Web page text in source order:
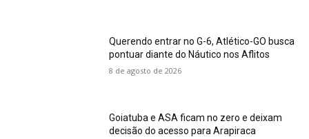
Querendo entrar no G-6, Atlético-GO busca
pontuar diante do Náutico nos Aflitos
8 de agosto de 2026
Goiatuba e ASA ficam no zero e deixam
decisão do acesso para Arapiraca